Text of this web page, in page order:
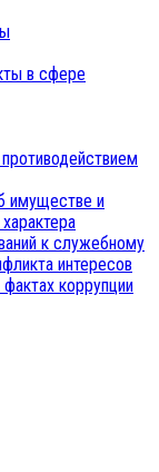
в сфере
имуществе и
к служебному
интересов
коррупции